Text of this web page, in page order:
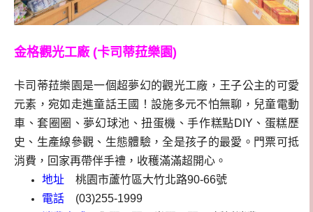
金格觀光工廠 (卡司蒂菈樂園)
卡司蒂菈樂園是一個超夢幻的觀光工廠，王子公主的可愛
元素，宛如走進童話王國！ 設施多元不怕無聊， 兒童電動
車、套圈圈、夢幻球池、扭蛋機、手作糕點DIY、蛋糕歷
史、生產線參觀、生態體驗，全是孩子的最愛。 門票可抵
消費 ，回家再帶伴手禮，收穫滿滿超開心。
地址 桃園市蘆竹區大竹北路90-66號
電話 (03)255-1999